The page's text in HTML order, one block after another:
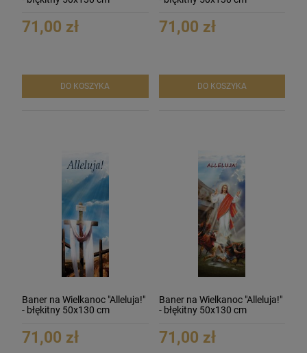
71,00 zł
DO KOSZYKA
71,00 zł
DO KOSZYKA
Baner na Wielkanoc "Alleluja!"
- błękitny 50x130 cm
71,00 zł
Baner na Wielkanoc "Alleluja!"
- błękitny 50x130 cm
71,00 zł